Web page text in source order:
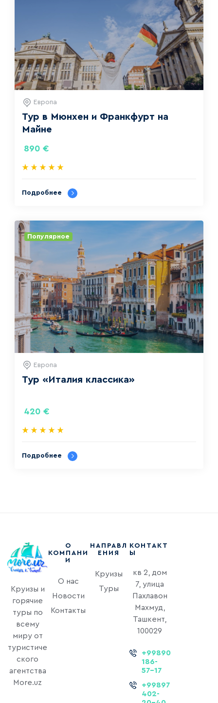
Европа
Тур в Мюнхен и Франкфурт на
Майне
890 €
Подробнее
Популярное
Европа
Тур «‎Италия классика»
420 €
Подробнее
Круизы и
горячие
туры по
всему
миру от
туристиче
ского
агентства
More.uz
О
КОМПАНИ
И
О нас
Новости
Контакты
НАПРАВЛ
ЕНИЯ
Круизы
Туры
КОНТАКТ
Ы
кв 2, дом
7, улица
Пахлавон
Махмуд,
Ташкент,
100029
+99890
186-
57-17
+99897
402-